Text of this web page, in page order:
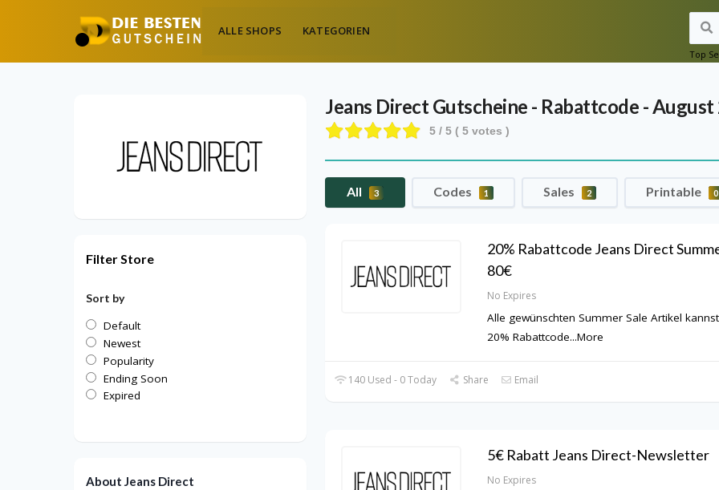
ALLE SHOPS KATEGORIEN
Top
Jeans DirectGutscheine - Rabattcode - August
5 / 5 (5 votes )
All 3 Codes 1 Sales 2 Printable 0
20% Rabattcode Jeans Direct
80€
No Expires
Alle gewünschten Summer Sale Artikel
20% Rabattcode...More
140 Used - 0 Today Share Email
5€ Rabatt Jeans Direct-Newsletter
No Expires
Filter Store
Sort by
Default
Newest
Popularity
Ending Soon
Expired
About Jeans Direct